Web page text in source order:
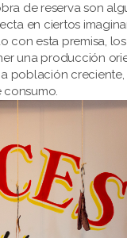
de reserva son
en ciertos
con esta premisa,
una producción
población
consumo.